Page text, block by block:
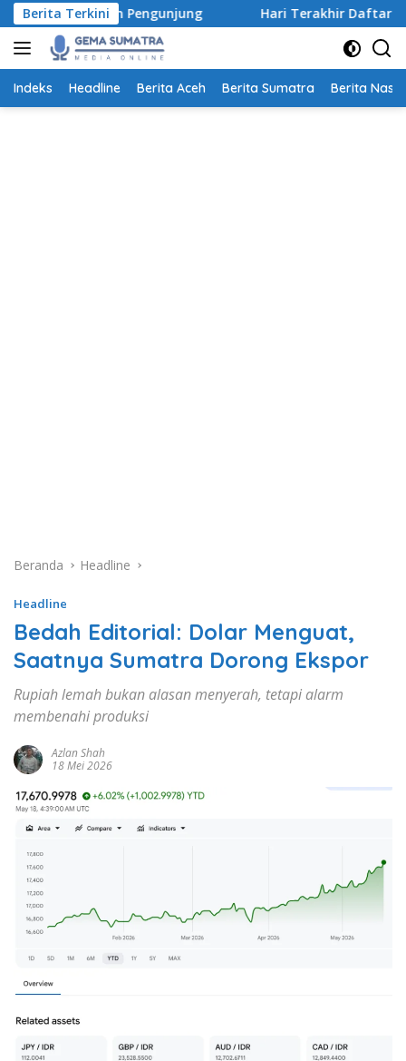
Langsung
ke
konten
Berita Terkini
Pengunjung Hari Terakhir Daftar Beasiswa
Indeks Headline Berita Aceh Berita Sumatra Berita
Beranda Headline
Headline
Bedah Editorial: Dolar Menguat,
Saatnya Sumatra Dorong Ekspor
Rupiah lemah bukan alasan menyerah, tetapi alarm
membenahi produksi
Azlan Shah
18 Mei 2026